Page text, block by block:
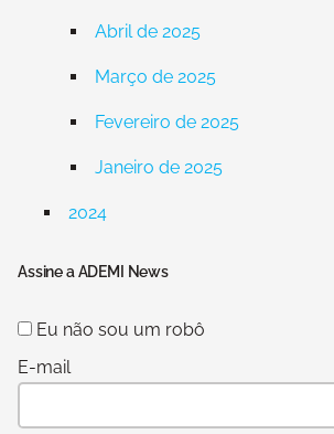
Abril de 2025
Março de 2025
Fevereiro de 2025
Janeiro de 2025
2024
Assine a ADEMI News
Eu não sou um robô
E-mail